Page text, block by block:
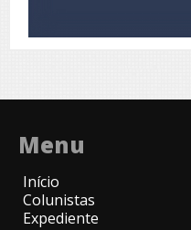
Menu
Início
Colunistas
Expediente